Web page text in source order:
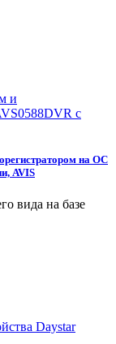
на ОС
AVIS
вида на базе
Daystar